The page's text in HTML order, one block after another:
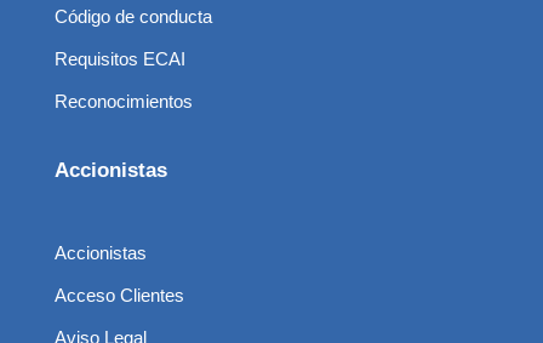
Código de conducta
Requisitos ECAI
Reconocimientos
Accionistas
Accionistas
Acceso Clientes
Aviso Legal